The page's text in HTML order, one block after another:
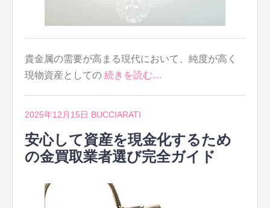
貴金属の需要が高まる現代において、純度が高く
現物資産としての 続きを読む…
2025年12月15日 BUCCIARATI
安心して資産を現金化するため
の金買取業者選び完全ガイド